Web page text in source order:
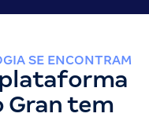
SE ENCONTRAM
Gran tem